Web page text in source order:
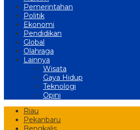
Pemerintahan
Politik
Ekonomi
Pendidikan
Global
Olahraga
Lainnya
Wisata
Gaya Hidup
Teknologi
Opini
Riau
Pekanbaru